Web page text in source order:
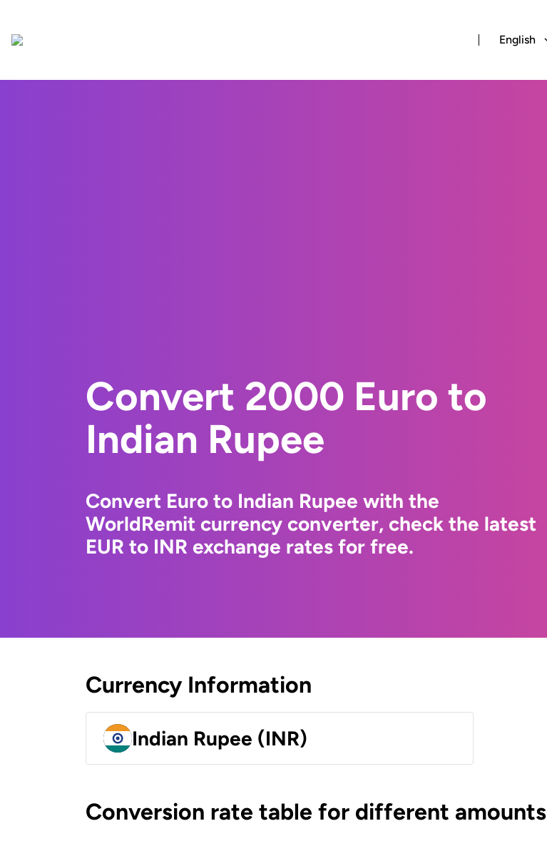
English
Convert 2000 Euro to
Indian Rupee
Convert Euro to Indian Rupee with the
WorldRemit currency converter, check the latest
EUR to INR exchange rates for free.
Currency Information
Indian Rupee (INR)
Conversion rate table for different amounts